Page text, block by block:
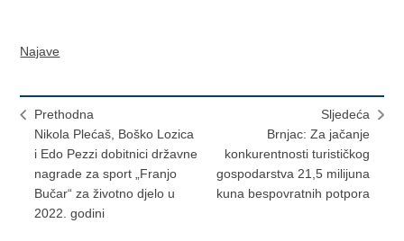
Najave
Prethodna
Nikola Plećaš, Boško Lozica
i Edo Pezzi dobitnici državne
nagrade za sport „Franjo
Bučar“ za životno djelo u
2022. godini
Sljedeća
Brnjac: Za jačanje
konkurentnosti turističkog
gospodarstva 21,5 milijuna
kuna bespovratnih potpora